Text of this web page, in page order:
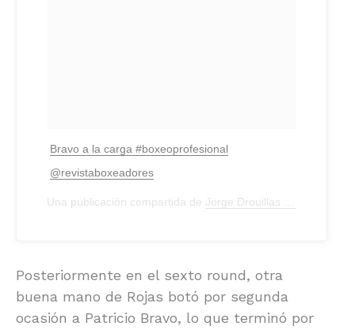
Bravo a la carga #boxeoprofesional
@revistaboxeadores
Una publicación compartida de Jorge Drouillas Espinosa
Posteriormente en el sexto round, otra
buena mano de Rojas botó por segunda
ocasión a Patricio Bravo, lo que terminó por